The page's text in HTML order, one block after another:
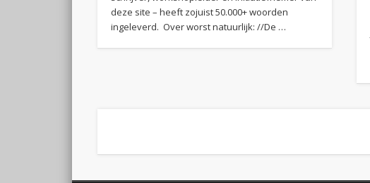
deze site – heeft zojuist 50.000+ woorden
ingeleverd. Over worst natuurlijk: //De …